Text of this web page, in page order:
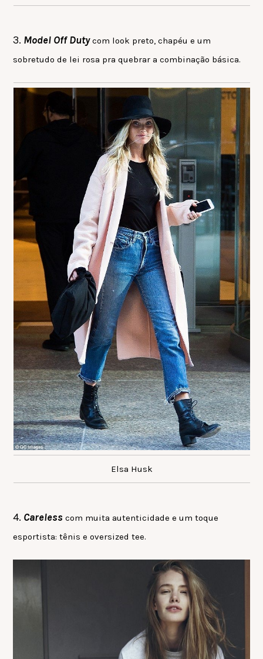
3. Model Off Dutycom look preto, chapéu e um
sobretudo de lei rosa pra quebrar a combinação básica.
Elsa Husk
4. Careless com muita autenticidade e um toque
esportista: tênis e oversized tee.